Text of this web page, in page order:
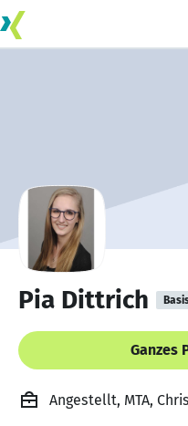
Pia Dittrich
Ganzes
Angestellt, MTA,